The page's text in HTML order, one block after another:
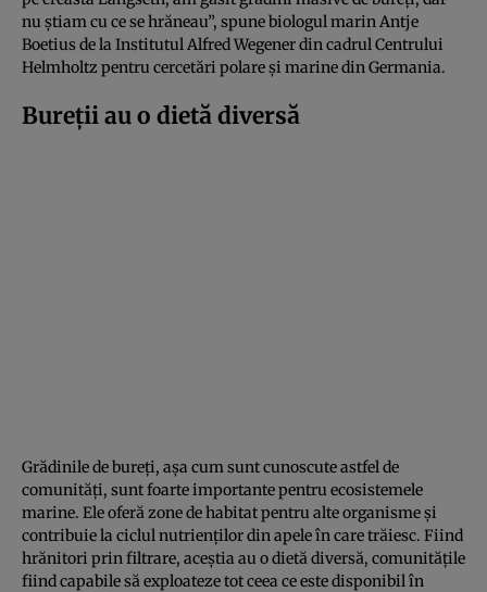
nu știam cu ce se hrăneau”, spune biologul marin Antje
Boetius de la Institutul Alfred Wegener din cadrul Centrului
Helmholtz pentru cercetări polare și marine din Germania.
Bureții au o dietă diversă
Grădinile de bureți, așa cum sunt cunoscute astfel de
comunități, sunt foarte importante pentru ecosistemele
marine. Ele oferă zone de habitat pentru alte organisme și
contribuie la ciclul nutrienților din apele în care trăiesc. Fiind
hrănitori prin filtrare, aceștia au o dietă diversă, comunitățile
fiind capabile să exploateze tot ceea ce este disponibil în